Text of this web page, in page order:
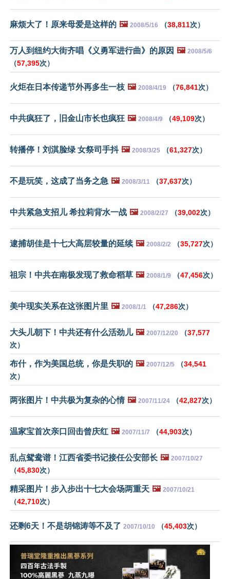
麻烦大了！原来母爱是这样的 🖼️ 2008/5/16 （38,811次）
万人到纽约大街齐唱《义勇军进行曲》的原因 🖼️ 2008/5/6
（57,395次）
火炬在日本传递节外再多生一枝 🖼️ 2008/4/19 （76,841次）
中共疯狂了，旧金山市长也疯狂 🖼️ 2008/4/9 （49,109次）
转播停！刘淇脸绿 女祭司手抖 🖼️ 2008/3/25 （61,327次）
不是玩笑，这成了当务之急 🖼️ 2008/3/11 （37,637次）
中共紧急支招儿 希拉莉背水一战 🖼️ 2008/2/27 （39,002次）
逮捕胡佳是十七大高层较量的延续 🖼️ 2008/2/2 （35,727次）
祖宗！中共在南极发现了救命稻草 🖼️ 2008/1/9 （47,456次）
美中现实关系在这张图片里 🖼️ 2008/1/1 （47,286次）
大头儿朝下！中共还有什么活劲儿 🖼️ 2007/12/20 （37,577
次）
布什，作为美国总统，你是失职的 🖼️ 2007/12/5 （34,541
次）
两张图片！中共极为复杂的心情 🖼️ 2007/11/24 （42,827次）
温家宝首次亲口回击曾庆红 🖼️ 2007/11/7 （44,903次）
乱点鸳鸯谱！江西省委书记接任公安部长 🖼️ 2007/10/27
（45,830次）
精采图片！步入步出十七大会场两重天 🖼️ 2007/10/21
（42,710次）
还剩6天！不是胡锦涛等不及了 2007/10/10 （45,403次）